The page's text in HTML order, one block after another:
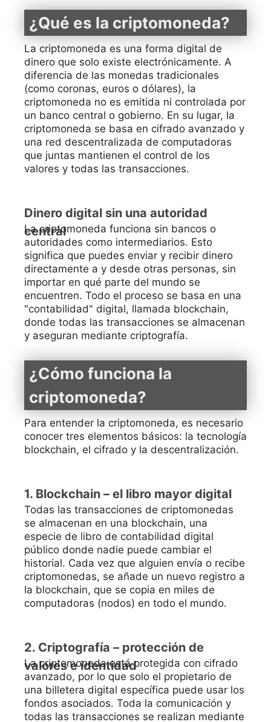
¿Qué es la criptomoneda?
La criptomoneda es una forma digital de
dinero que solo existe electrónicamente. A
diferencia de las monedas tradicionales
(como coronas, euros o dólares), la
criptomoneda no es emitida ni controlada por
un banco central o gobierno. En su lugar, la
criptomoneda se basa en cifrado avanzado y
una red descentralizada de computadoras
que juntas mantienen el control de los
valores y todas las transacciones.
Dinero digital sin una autoridad
central
La criptomoneda funciona sin bancos o
autoridades como intermediarios. Esto
significa que puedes enviar y recibir dinero
directamente a y desde otras personas, sin
importar en qué parte del mundo se
encuentren. Todo el proceso se basa en una
"contabilidad" digital, llamada blockchain,
donde todas las transacciones se almacenan
y aseguran mediante criptografía.
¿Cómo funciona la
criptomoneda?
Para entender la criptomoneda, es necesario
conocer tres elementos básicos: la tecnología
blockchain, el cifrado y la descentralización.
1. Blockchain – el libro mayor digital
Todas las transacciones de criptomonedas
se almacenan en una blockchain, una
especie de libro de contabilidad digital
público donde nadie puede cambiar el
historial. Cada vez que alguien envía o recibe
criptomonedas, se añade un nuevo registro a
la blockchain, que se copia en miles de
computadoras (nodos) en todo el mundo.
2. Criptografía – protección de
valores e identidad
La criptomoneda está protegida con cifrado
avanzado, por lo que solo el propietario de
una billetera digital específica puede usar los
fondos asociados. Toda la comunicación y
todas las transacciones se realizan mediante